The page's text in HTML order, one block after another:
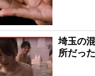
埼玉の
所だっ